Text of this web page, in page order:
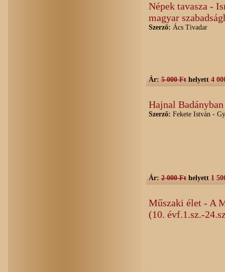
Népek tavasza -
magyar
Szerző: Ács Tivadar
Ár: 5 000 Ft helyett 4
Hajnal
Szerző: Fekete István -
Ár: 2 000 Ft helyett 1
Műszaki élet - A
(10. évf.1.sz.-